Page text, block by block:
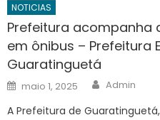
NOTICIAS
Prefeitura acompanha
em ônibus – Prefeitura
Guaratinguetá
Posted
on
maio 1, 2025 Author
Admin
A Prefeitura de